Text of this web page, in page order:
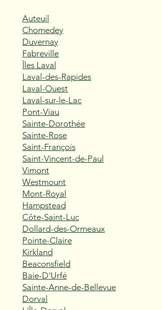
Auteuil
Chomedey
Duvernay
Fabreville
Îles Laval
Laval-des-Rapides
Laval-Ouest
Laval-sur-le-Lac
Pont-Viau
Sainte-Dorothée
Sainte-Rose
Saint-François
Saint-Vincent-de-Paul
Vimont
Westmount
Mont-Royal
Hampstead
Côte-Saint-Luc
Dollard-des-Ormeaux
Pointe-Claire
Kirkland
Beaconsfield
Baie-D'Urfé
Sainte-Anne-de-Bellevue
Dorval